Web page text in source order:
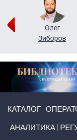
Олег
Зиборов
КАТАЛОГ
АНАЛИТИКА